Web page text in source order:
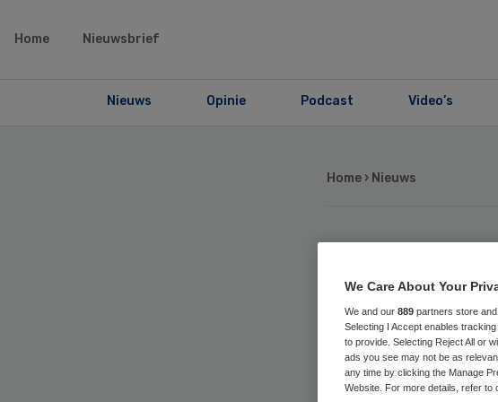
Home Nieuwsbrief
Nieuws Opinie Podcast Video’s
Home › Nieuws
We Care About Your
We and our 889 partners store
Selecting I Accept enables
to provide. Selecting Reject All or
ads you see may not be as
any time by clicking the Manage
Website. For more details, refer to